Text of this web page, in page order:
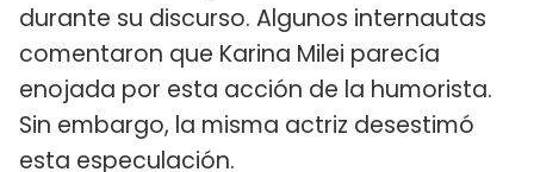
durante su discurso. Algunos internautas
comentaron que Karina Milei parecía
enojada por esta acción de la humorista.
Sin embargo, la misma actriz desestimó
esta especulación.